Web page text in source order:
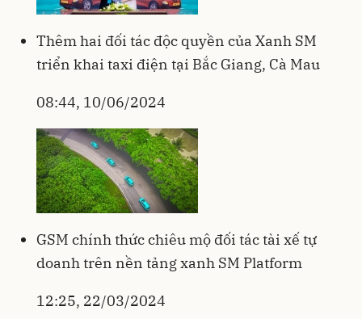
Thêm hai đối tác độc quyền của Xanh SM
triển khai taxi điện tại Bắc Giang, Cà Mau
08:44, 10/06/2024
GSM chính thức chiêu mộ đối tác tài xế tự
doanh trên nền tảng xanh SM Platform
12:25, 22/03/2024